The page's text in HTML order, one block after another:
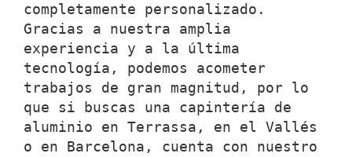
completamente personalizado.
Gracias a nuestra amplia
experiencia y a la última
tecnología, podemos acometer
trabajos de gran magnitud, por lo
que si buscas una capintería de
aluminio en Terrassa, en el Vallés
o en Barcelona, cuenta con nuestro